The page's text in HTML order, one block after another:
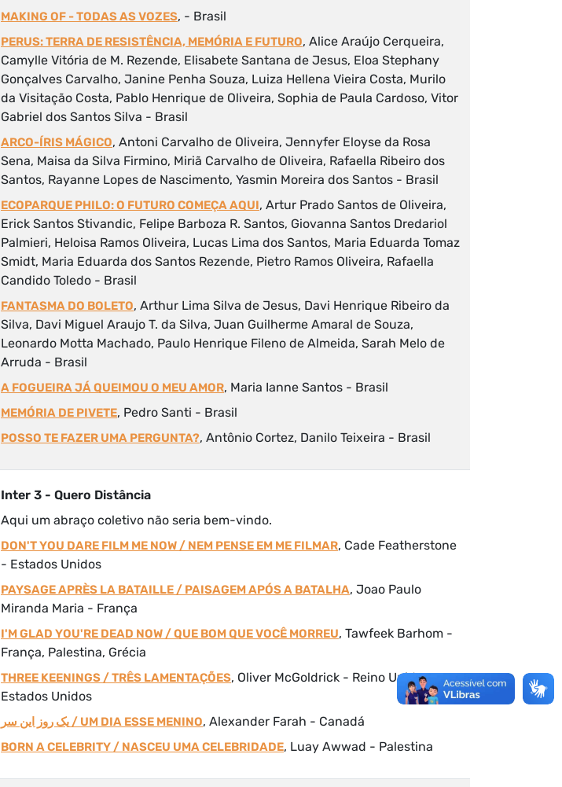
MAKING OF - TODAS AS VOZES, - Brasil
PERUS: TERRA DE RESISTÊNCIA, MEMÓRIA E FUTURO, Alice Araújo Cerqueira,
Camylle Vitória de M. Rezende, Elisabete Santana de Jesus, Eloa Stephany
Gonçalves Carvalho, Janine Penha Souza, Luiza Hellena Vieira Costa, Murilo
da Visitação Costa, Pablo Henrique de Oliveira, Sophia de Paula Cardoso, Vitor
Gabriel dos Santos Silva - Brasil
ARCO-ÍRIS MÁGICO, Antoni Carvalho de Oliveira, Jennyfer Eloyse da Rosa
Sena, Maisa da Silva Firmino, Miriã Carvalho de Oliveira, Rafaella Ribeiro dos
Santos, Rayanne Lopes de Nascimento, Yasmin Moreira dos Santos - Brasil
ECOPARQUE PHILO: O FUTURO COMEÇA AQUI, Artur Prado Santos de Oliveira,
Erick Santos Stivandic, Felipe Barboza R. Santos, Giovanna Santos Dredariol
Palmieri, Heloisa Ramos Oliveira, Lucas Lima dos Santos, Maria Eduarda Tomaz
Smidt, Maria Eduarda dos Santos Rezende, Pietro Ramos Oliveira, Rafaella
Candido Toledo - Brasil
FANTASMA DO BOLETO, Arthur Lima Silva de Jesus, Davi Henrique Ribeiro da
Silva, Davi Miguel Araujo T. da Silva, Juan Guilherme Amaral de Souza,
Leonardo Motta Machado, Paulo Henrique Fileno de Almeida, Sarah Melo de
Arruda - Brasil
A FOGUEIRA JÁ QUEIMOU O MEU AMOR, Maria Ianne Santos - Brasil
MEMÓRIA DE PIVETE, Pedro Santi - Brasil
POSSO TE FAZER UMA PERGUNTA?, Antônio Cortez, Danilo Teixeira - Brasil
Inter 3 - Quero Distância
Aqui um abraço coletivo não seria bem-vindo.
DON'T YOU DARE FILM ME NOW / NEM PENSE EM ME FILMAR, Cade Featherstone
- Estados Unidos
PAYSAGE APRÈS LA BATAILLE / PAISAGEM APÓS A BATALHA, Joao Paulo
Miranda Maria - França
I'M GLAD YOU'RE DEAD NOW / QUE BOM QUE VOCÊ MORREU, Tawfeek Barhom -
França, Palestina, Grécia
THREE KEENINGS / TRÊS LAMENTAÇÕES, Oliver McGoldrick - Reino Unido,
Estados Unidos
یک روز این سر / UM DIA ESSE MENINO, Alexander Farah - Canadá
BORN A CELEBRITY / NASCEU UMA CELEBRIDADE, Luay Awwad - Palestina